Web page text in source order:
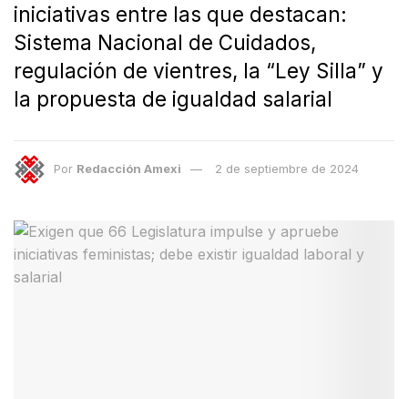
iniciativas entre las que destacan:
Sistema Nacional de Cuidados,
regulación de vientres, la “Ley Silla” y
la propuesta de igualdad salarial
Por Redacción Amexi 2 de septiembre de 2024